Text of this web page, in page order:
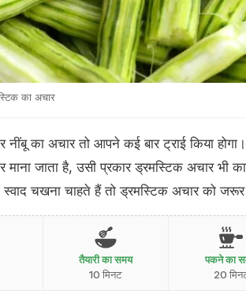
का अचार
का अचार तो आपने कई बार ट्राई किया
माना जाता है, उसी प्रकार ड्रमस्टिक अचार भी
चखना चाहते हैं तो ड्रमस्टिक अचार को जरूर
तैयारी का समय
10 मिनट
पकने का
20